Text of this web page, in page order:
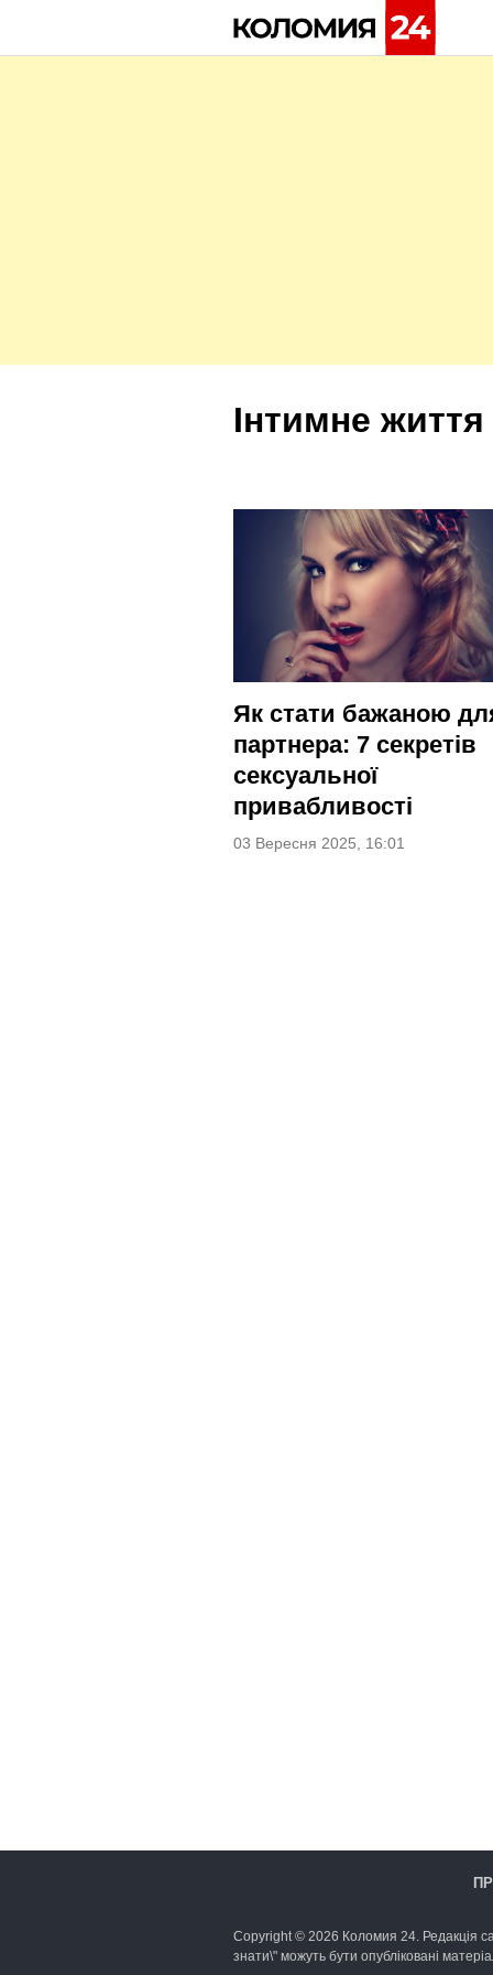
Інтимне життя
Як стати бажаною
партнера: 7 секретів
сексуальної
привабливості
03 Вересня 2025, 16:01
Copyright © 2026 Коломия 24. Редакція
знати\" можуть бути опубліковані